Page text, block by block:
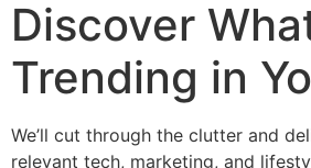
Discover
Trending in
We’ll cut through the clutter and
relevant tech, marketing, and